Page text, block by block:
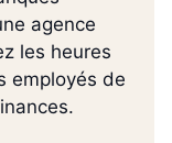
agence
les heures
employés de